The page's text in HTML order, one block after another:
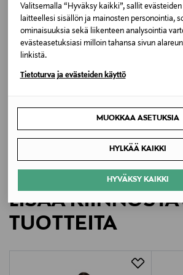
Valitsemalla “Hyväksy kaikki”, sallit
laitteellesi sisällön ja mainosten personointia,
ominaisuuksia sekä liikenteen analysointia
evästeasetuksiasi milloin tahansa sivun
linkistä.
Tietoturva ja evästeiden käyttö
MUOKKAA ASETUKSIA
HYLKÄÄ KAIKKI
HYVÄKSY KAIKKI
CHERRY BLOSSOM
Valmistusmaa
Romania
11311194
Fraumuensterstrasse 27, 8001 Zurich,
ALE –60%
51,60 €
LISÄÄ
TUOTTEITA